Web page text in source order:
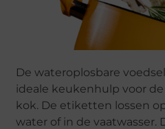
De wateroplosbare
ideale keukenhulp voor
kok. De etiketten lossen
water of in de vaatwasser.